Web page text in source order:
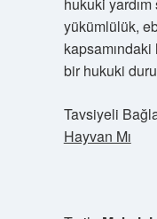
yükümlülük,
bir hukuki
Tavsiyeli
Hayvan Mı